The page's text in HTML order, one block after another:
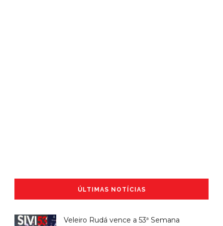
ÚLTIMAS NOTÍCIAS
Veleiro Rudá vence a 53ª Semana